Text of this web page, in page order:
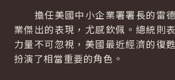
擔任美國中小企業署署長的雷
業傑出的表現，尤感欽佩。總統則
力量不可忽視，美國最近經濟的復
扮演了相當重要的角色。